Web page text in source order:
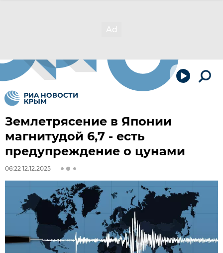
Землетрясение в Японии
магнитудой 6,7 - есть
предупреждение о цунами
06:22 12.12.2025